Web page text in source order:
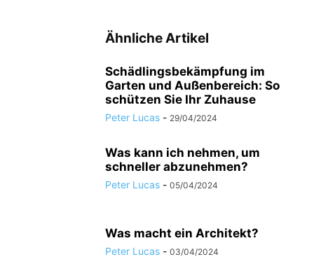
Ähnliche Artikel
Schädlingsbekämpfung im
Garten und Außenbereich: So
schützen Sie Ihr Zuhause
Peter Lucas - 29/04/2024
Was kann ich nehmen, um
schneller abzunehmen?
Peter Lucas - 05/04/2024
Was macht ein Architekt?
Peter Lucas - 03/04/2024